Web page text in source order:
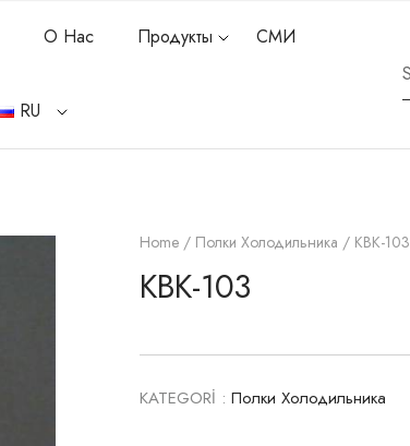
О Нас Продукты СМИ
RU
Home / Полки Холодильника / KBK-103
KBK-103
KATEGORİ : Полки Холодильника